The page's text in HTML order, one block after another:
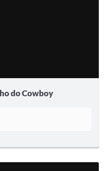
do Cowboy